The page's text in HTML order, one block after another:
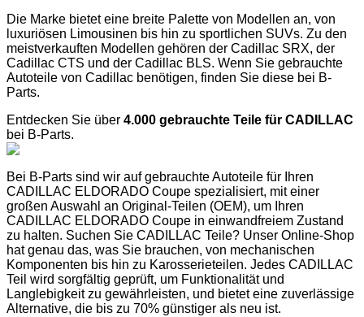
Die Marke bietet eine breite Palette von Modellen an, von
luxuriösen Limousinen bis hin zu sportlichen SUVs. Zu den
meistverkauften Modellen gehören der Cadillac SRX, der
Cadillac CTS und der Cadillac BLS. Wenn Sie gebrauchte
Autoteile von Cadillac benötigen, finden Sie diese bei B-
Parts.
Entdecken Sie über 4.000 gebrauchte Teile für CADILLAC
bei B-Parts.
Bei B-Parts sind wir auf gebrauchte Autoteile für Ihren
CADILLAC ELDORADO Coupe spezialisiert, mit einer
großen Auswahl an Original-Teilen (OEM), um Ihren
CADILLAC ELDORADO Coupe in einwandfreiem Zustand
zu halten. Suchen Sie CADILLAC Teile? Unser Online-Shop
hat genau das, was Sie brauchen, von mechanischen
Komponenten bis hin zu Karosserieteilen. Jedes CADILLAC
Teil wird sorgfältig geprüft, um Funktionalität und
Langlebigkeit zu gewährleisten, und bietet eine zuverlässige
Alternative, die bis zu 70% günstiger als neu ist.